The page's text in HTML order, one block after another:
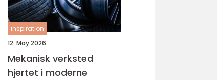
inspiration
12. May 2026
Mekanisk verksted
hjertet i moderne